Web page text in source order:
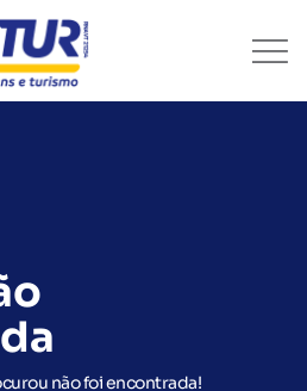
não foi encontrada!